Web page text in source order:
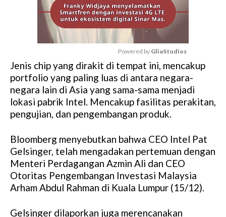
M
u
t
e
Powered by GliaStudios
Jenis chip yang dirakit di tempat ini, mencakup
portfolio yang paling luas di antara negara-
negara lain di Asia yang sama-sama menjadi
lokasi pabrik Intel. Mencakup fasilitas perakitan,
pengujian, dan pengembangan produk.
Bloomberg menyebutkan bahwa CEO Intel Pat
Gelsinger, telah mengadakan pertemuan dengan
Menteri Perdagangan Azmin Ali dan CEO
Otoritas Pengembangan Investasi Malaysia
Arham Abdul Rahman di Kuala Lumpur (15/12).
Gelsinger dilaporkan juga merencanakan